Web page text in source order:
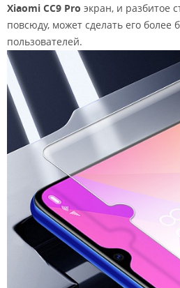
Xiaomi CC9 Pro экран, и разбитое
повсюду, может сделать его более
пользователей.